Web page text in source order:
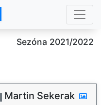
Sezóna 2021/2022
Martin Sekerak